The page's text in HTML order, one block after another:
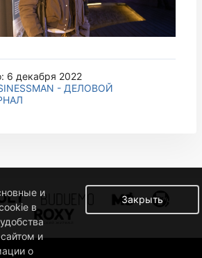
6 декабря 2022
- ДЕЛОВОЙ
Закрыть
и
в
и
о